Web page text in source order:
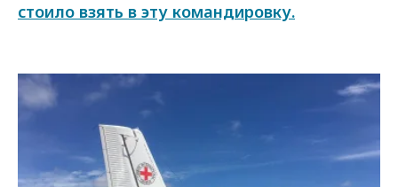
стоило взять в эту командировку.